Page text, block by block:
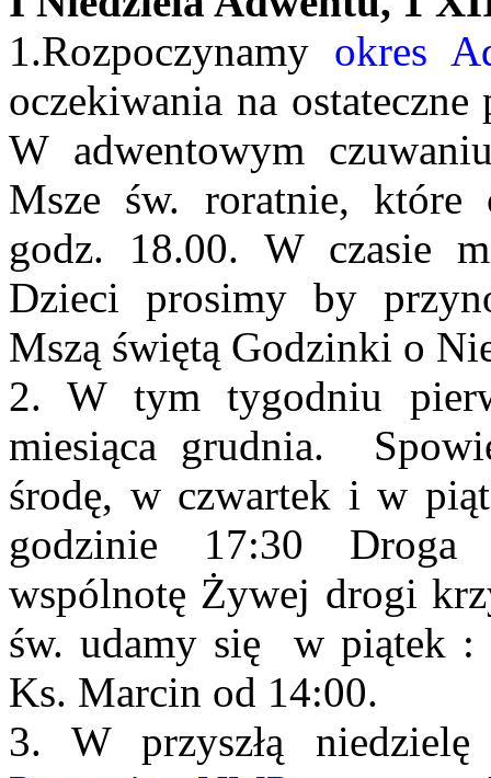
1.Rozpoczynamy okres
oczekiwania na
W adwentowym
Msze św. roratnie, które
godz. 18.00. W czasie
Dzieci prosimy by
Mszą świętą Godzinki o
2. W tym tygodniu
miesiąca grudnia.
środę, w czwartek i w
godzinie 17:30 Droga
wspólnotę Żywej drogi
św. udamy się w piątek :
Ks. Marcin od 14:00.
3. W przyszłą